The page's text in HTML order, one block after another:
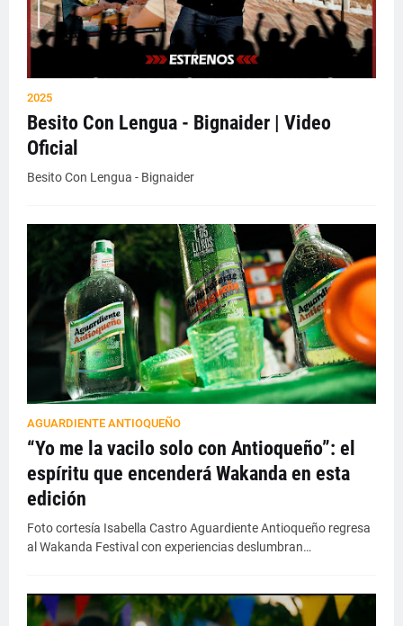
2025
Besito Con Lengua - Bignaider | Video
Oficial
Besito Con Lengua - Bignaider
AGUARDIENTE ANTIOQUEÑO
“Yo me la vacilo solo con Antioqueño”: el
espíritu que encenderá Wakanda en esta
edición
Foto cortesía Isabella Castro Aguardiente Antioqueño regresa
al Wakanda Festival con experiencias deslumbran…